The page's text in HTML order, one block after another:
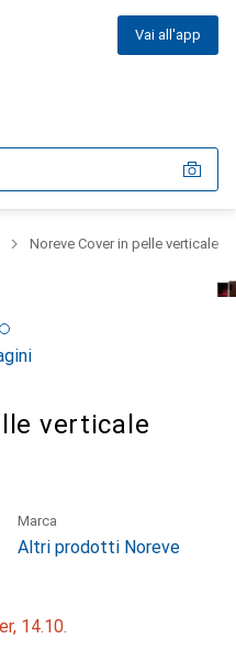
Vai all'app
Noreve Cover in pelle verticale
verticale
Marca
Altri prodotti Noreve
14.10.